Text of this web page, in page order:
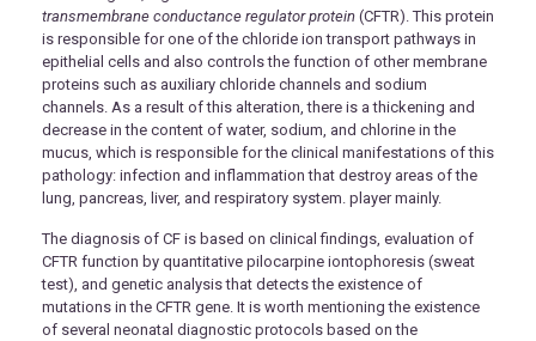
transmembrane conductance regulator protein (CFTR). This protein
is responsible for one of the chloride ion transport pathways in
epithelial cells and also controls the function of other membrane
proteins such as auxiliary chloride channels and sodium
channels. As a result of this alteration, there is a thickening and
decrease in the content of water, sodium, and chlorine in the
mucus, which is responsible for the clinical manifestations of this
pathology: infection and inflammation that destroy areas of the
lung, pancreas, liver, and respiratory system. player mainly.
The diagnosis of CF is based on clinical findings, evaluation of
CFTR function by quantitative pilocarpine iontophoresis (sweat
test), and genetic analysis that detects the existence of
mutations in the CFTR gene. It is worth mentioning the existence
of several neonatal diagnostic protocols based on the